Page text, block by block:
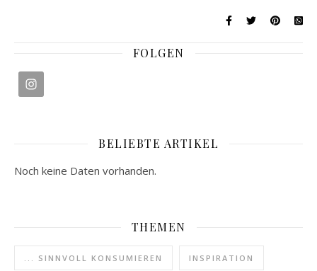
FOLGEN
BELIEBTE ARTIKEL
Noch keine Daten vorhanden.
THEMEN
... SINNVOLL KONSUMIEREN INSPIRATION